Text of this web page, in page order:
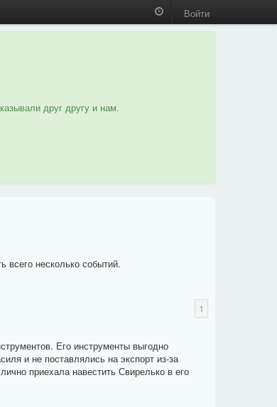
Войти
друг другу и нам.
всего несколько событий.
1
Его инструменты выгодно
и не поставлялись на экспорт из-за
приехала навестить Свирелько в его